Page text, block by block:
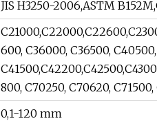
JIS H3250-2006,ASTM
600, C36000, C36500,
800, C70250, C70620,
0,1-120 mm